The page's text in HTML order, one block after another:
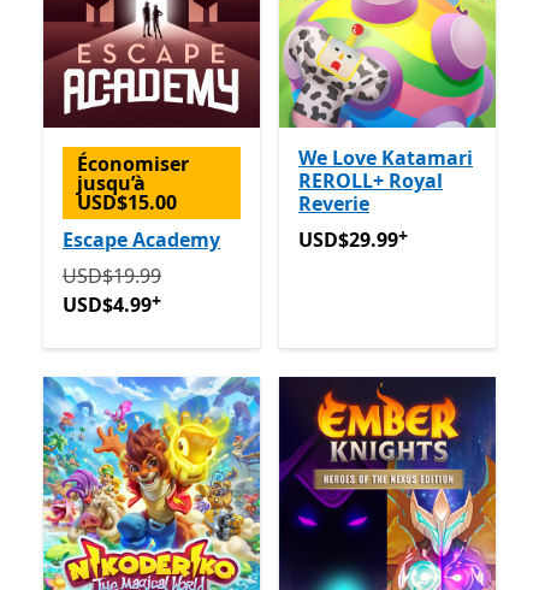
Économiser
jusqu’à
USD$15.00
Escape Academy
Initialement USD$19.99 maintenant USD$4.99
USD$19.99
USD$4.99+
We Love Katamari
REROLL+ Royal
Reverie
USD$29.99Avec des
USD$29.99+